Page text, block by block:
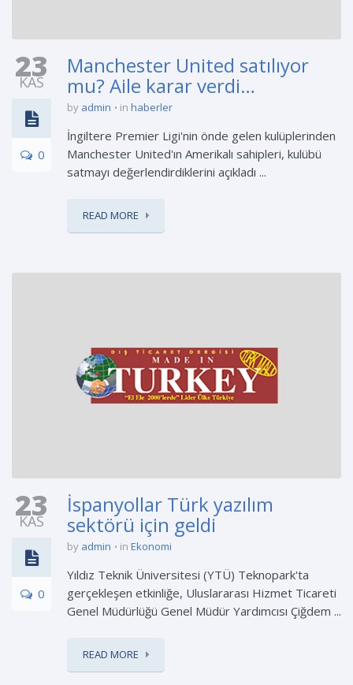
23
KAS
0
Manchester United satılıyor
mu? Aile karar verdi…
by admin in haberler
İngiltere Premier Ligi'nin önde gelen kulüplerinden
Manchester United'ın Amerikalı sahipleri, kulübü
satmayı değerlendirdiklerini açıkladı ...
READ MORE
23
KAS
0
İspanyollar Türk yazılım
sektörü için geldi
by admin in Ekonomi
Yıldız Teknik Üniversitesi (YTÜ) Teknopark'ta
gerçekleşen etkinliğe, Uluslararası Hizmet Ticareti
Genel Müdürlüğü Genel Müdür Yardımcısı Çiğdem ...
READ MORE